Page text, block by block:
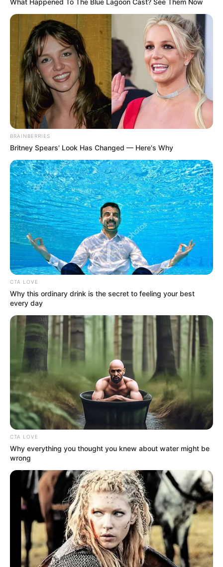
What Happened To The Blue Lagoon Cast? See Them Now
BRAINBERRIES
Britney Spears' Look Has Changed — Here's Why
CTA LOVE
Why this ordinary drink is the secret to feeling your best
every day
CTA LOVE
Why everything you thought you knew about water might be
wrong